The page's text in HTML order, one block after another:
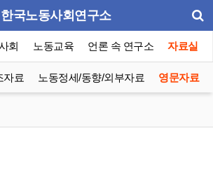
한국노동사회연구소
회 노동교육 언론 속 연구소 자료실
자료 노동정세/동향/외부자료 영문자료